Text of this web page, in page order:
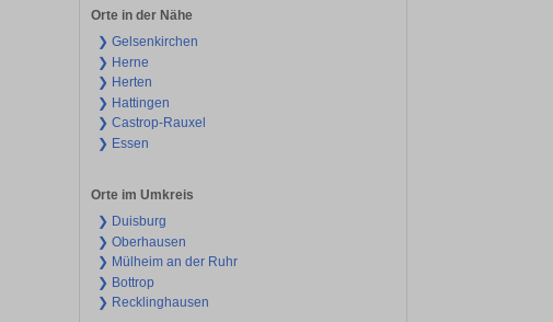
Orte in der Nähe
❯ Gelsenkirchen
❯ Herne
❯ Herten
❯ Hattingen
❯ Castrop-Rauxel
❯ Essen
Orte im Umkreis
❯ Duisburg
❯ Oberhausen
❯ Mülheim an der Ruhr
❯ Bottrop
❯ Recklinghausen